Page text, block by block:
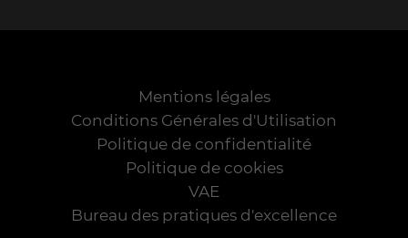
Mentions légales
Conditions Générales d'Utilisation
Politique de confidentialité
Politique de cookies
VAE
Bureau des pratiques d'excellence